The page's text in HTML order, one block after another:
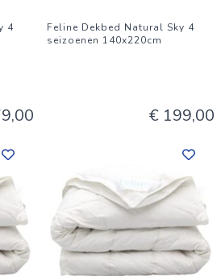
4
Feline Dekbed Natural Sky 4
seizoenen 140x220cm
€ 199,00